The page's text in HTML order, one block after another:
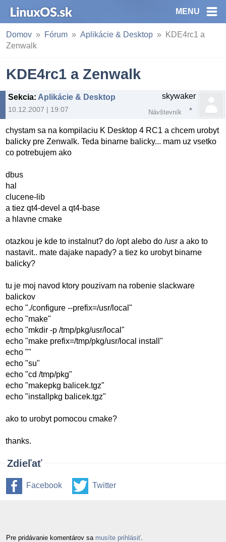
MENU
Domov Fórum Aplikácie & Desktop
KDE4rc1 a
Zenwalk
KDE4rc1 a Zenwalk
Sekcia: Aplikácie & Desktop
10.12.2007 | 19:07
skywaker
Návštevník
chystam sa na kompilaciu K Desktop 4 RC1 a chcem urobyt
balicky pre Zenwalk. Teda binarne balicky... mam uz vsetko
co potrebujem ako
dbus
hal
clucene-lib
a tiez qt4-devel a qt4-base
a hlavne cmake
otazkou je kde to instalnut? do /opt alebo do /usr a ako to
nastavit.. mate dajake napady? a tiez ko urobyt binarne
balicky?
tu je moj navod ktory pouzivam na robenie slackware
balickov
echo "./configure --prefix=/usr/local"
echo "make"
echo "mkdir -p /tmp/pkg/usr/local"
echo "make prefix=/tmp/pkg/usr/local install"
echo ""
echo "su"
echo "cd /tmp/pkg"
echo "makepkg balicek.tgz"
echo "installpkg balicek.tgz"
ako to urobyt pomocou cmake?
thanks.
Zdieľať
Facebook Twitter
Pre pridávanie komentárov sa musíte prihlásiť